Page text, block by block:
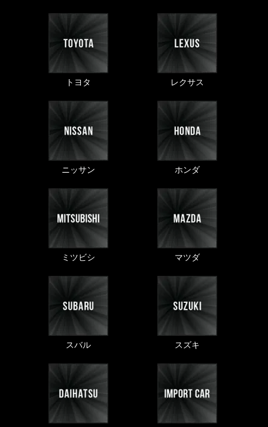
トヨタ レクサス
ニッサン ホンダ
ミツビシ マツダ
スバル スズキ